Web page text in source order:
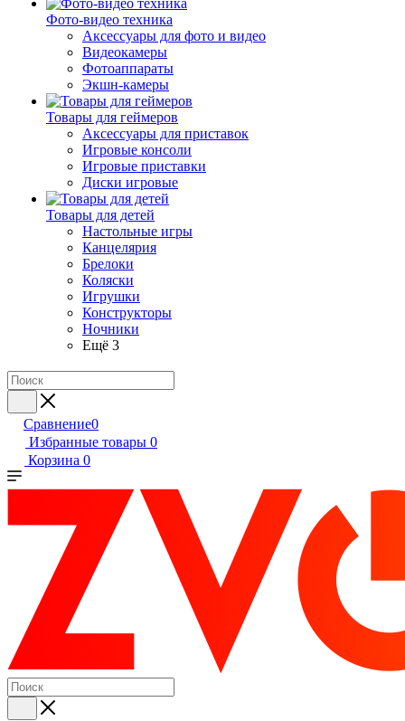
Фото-видео техника
Аксессуары для фото и видео
Видеокамеры
Фотоаппараты
Экшн-камеры
Товары для геймеров
Аксессуары для приставок
Игровые консоли
Игровые приставки
Диски игровые
Товары для детей
Настольные игры
Канцелярия
Брелоки
Коляски
Игрушки
Конструкторы
Ночники
Ещё 3
Сравнение0
Избранные товары 0
Корзина 0